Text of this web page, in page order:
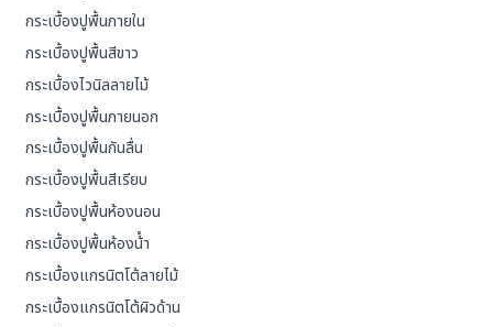
กระเบื้องปูพื้นภายใน
กระเบื้องปูพื้นสีขาว
กระเบื้องไวนิลลายไม้
กระเบื้องปูพื้นภายนอก
กระเบื้องปูพื้นกันลื่น
กระเบื้องปูพื้นสีเรียบ
กระเบื้องปูพื้นห้องนอน
กระเบื้องปูพื้นห้องน้ํา
กระเบื้องแกรนิตโต้ลายไม้
กระเบื้องแกรนิตโต้ผิวด้าน